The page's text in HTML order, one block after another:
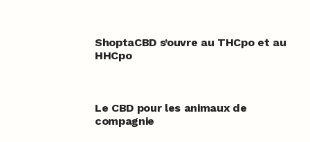
ShoptaCBD s’ouvre au THCpo et au
HHCpo
Le CBD pour les animaux de
compagnie